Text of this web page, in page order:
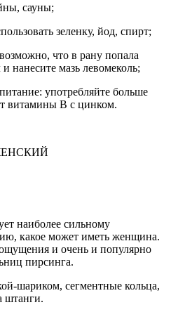
сауны;
зеленку, йод, спирт;
что в рану попала
нанесите мазь левомеколь;
употребляйте больше
витамины B с цинком.
наиболее сильному
какое может иметь женщина.
и очень и популярно
пирсинга.
шариком, сегментные кольца,
штанги.